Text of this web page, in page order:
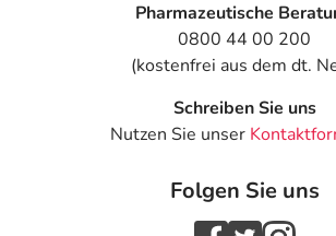
Pharmazeutische
0800 44 00 200
(kostenfrei aus dem dt.
Schreiben Sie uns
Nutzen Sie unser
Folgen Sie uns